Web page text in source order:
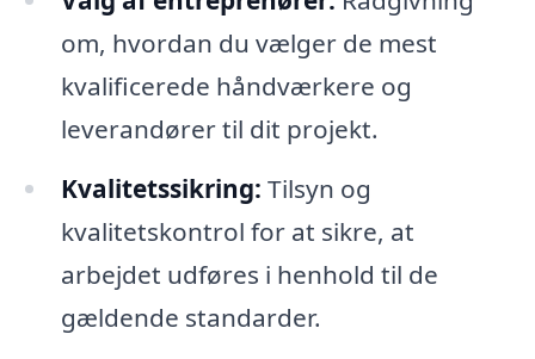
om, hvordan du vælger de mest
kvalificerede håndværkere og
leverandører til dit projekt.
Kvalitetssikring: Tilsyn og
kvalitetskontrol for at sikre, at
arbejdet udføres i henhold til de
gældende standarder.